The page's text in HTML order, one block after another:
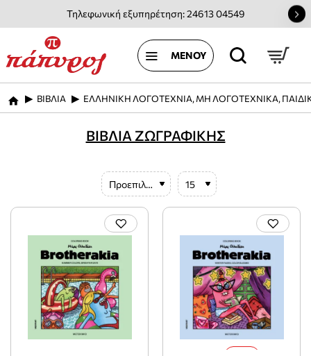
Τηλεφωνική εξυπηρέτηση: 24613 04549
home
ΒΙΒΛΙΑ ΕΛΛΗΝΙΚΗ ΛΟΓΟΤΕΧΝΙΑ, ΜΗ ΛΟΓΟΤΕΧΝΙΚΑ,
ΒΙΒΛΙΑ ΖΩΓΡΑΦΙΚΗΣ